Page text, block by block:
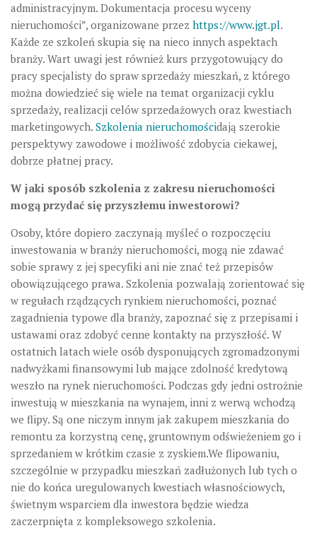
administracyjnym. Dokumentacja procesu wyceny
nieruchomości”, organizowane przez https://www.jgt.pl.
Każde ze szkoleń skupia się na nieco innych aspektach
branży. Wart uwagi jest również kurs przygotowujący do
pracy specjalisty do spraw sprzedaży mieszkań, z którego
można dowiedzieć się wiele na temat organizacji cyklu
sprzedaży, realizacji celów sprzedażowych oraz kwestiach
marketingowych. Szkolenia nieruchomościdają szerokie
perspektywy zawodowe i możliwość zdobycia ciekawej,
dobrze płatnej pracy.
W jaki sposób szkolenia z zakresu nieruchomości
mogą przydać się przyszłemu inwestorowi?
Osoby, które dopiero zaczynają myśleć o rozpoczęciu
inwestowania w branży nieruchomości, mogą nie zdawać
sobie sprawy z jej specyfiki ani nie znać też przepisów
obowiązującego prawa. Szkolenia pozwalają zorientować się
w regułach rządzących rynkiem nieruchomości, poznać
zagadnienia typowe dla branży, zapoznać się z przepisami i
ustawami oraz zdobyć cenne kontakty na przyszłość. W
ostatnich latach wiele osób dysponujących zgromadzonymi
nadwyżkami finansowymi lub mające zdolność kredytową
weszło na rynek nieruchomości. Podczas gdy jedni ostrożnie
inwestują w mieszkania na wynajem, inni z werwą wchodzą
we flipy. Są one niczym innym jak zakupem mieszkania do
remontu za korzystną cenę, gruntownym odświeżeniem go i
sprzedaniem w krótkim czasie z zyskiem.We flipowaniu,
szczególnie w przypadku mieszkań zadłużonych lub tych o
nie do końca uregulowanych kwestiach własnościowych,
świetnym wsparciem dla inwestora będzie wiedza
zaczerpnięta z kompleksowego szkolenia.